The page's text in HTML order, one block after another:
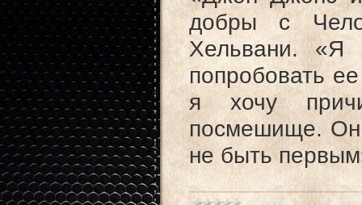
добры с
Хельвани. «Я
попробовать
я хочу
посмешище. Он
не быть